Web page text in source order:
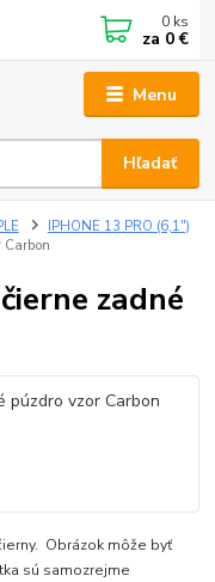
Menu
Hľadať
0 ks
za 0 €
IPHONE 13 PRO (6,1")
Carbon
zadné
Obrázok môže byť
sú samozrejme